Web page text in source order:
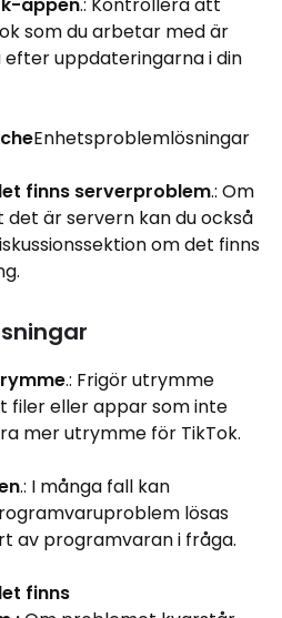
som du arbetar med är
efter uppdateringarna i din
Enhetsproblemlösningar
finns serverproblem.: Om
det är servern kan du också
om det finns
.: Frigör utrymme
filer eller appar som inte
mer utrymme för TikTok.
.: I många fall kan
lösas
av programvaran i fråga.
finns